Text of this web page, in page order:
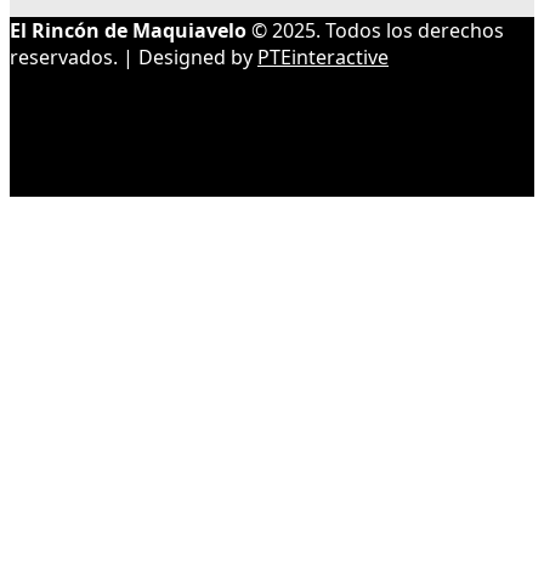
El Rincón de Maquiavelo© 2025. Todos los derechos
reservados. | Designed by PTEinteractive